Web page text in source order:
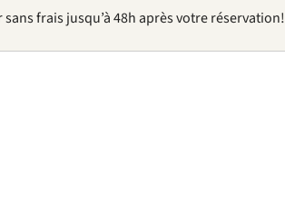
frais jusqu’à 48h après votre réservation!